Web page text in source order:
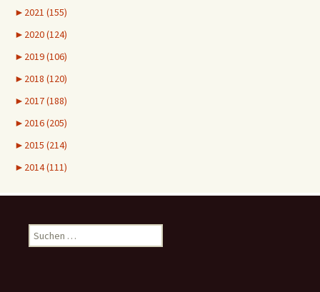
► 2021 (155)
► 2020 (124)
► 2019 (106)
► 2018 (120)
► 2017 (188)
► 2016 (205)
► 2015 (214)
► 2014 (111)
Suchen
nach: